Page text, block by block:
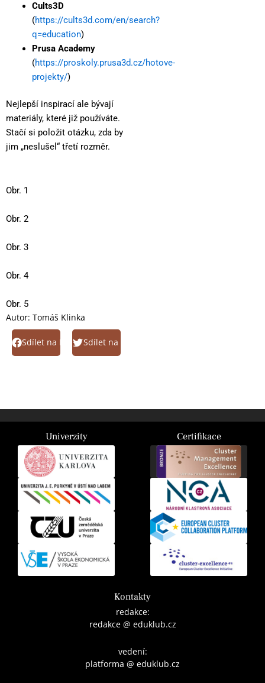
Cults3D
(https://cults3d.com/en/search?
q=education)
Prusa Academy
(https://proskoly.prusa3d.cz/hotove-
projekty/)
Nejlepší inspirací ale bývají
materiály, které již používáte.
Stačí si položit otázku, zda by
jim „neslušel“ třetí rozměr.
Obr. 1
Obr. 2
Obr. 3
Obr. 4
Obr. 5
Autor: Tomáš Klinka
Sdílet na FacebookSdílet na Twitter
Univerzity Certifikace
Kontakty
redakce:
redakce @ eduklub.cz
vedení:
platforma @ eduklub.cz